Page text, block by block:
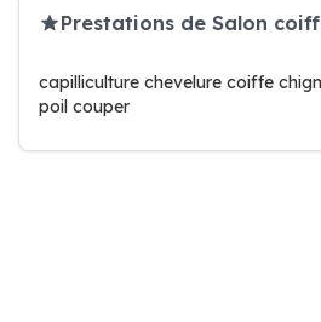
Prestations de Salon
capilliculture chevelure coiffe
poil couper